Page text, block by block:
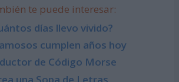
te puede interesar:
días llevo vivido?
cumplen años hoy
de Código Morse
una Sopa de Letras